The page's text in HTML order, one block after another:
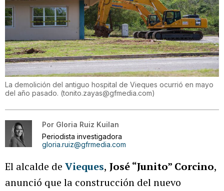
La demolición del antiguo hospital de Vieques ocurrió en mayo
del año pasado. (tonito.zayas@gfmedia.com)
Por Gloria Ruiz Kuilan
Periodista investigadora
gloria.ruiz@gfrmedia.com
El alcalde de Vieques, José “Junito” Corcino,
anunció que la construcción del nuevo